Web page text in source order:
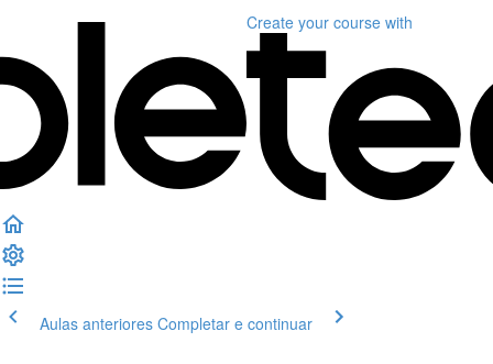
Create your course with
Aulas anteriores Completar e continuar